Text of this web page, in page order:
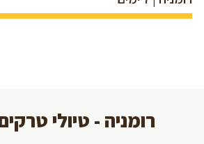
רומניה - טיולי